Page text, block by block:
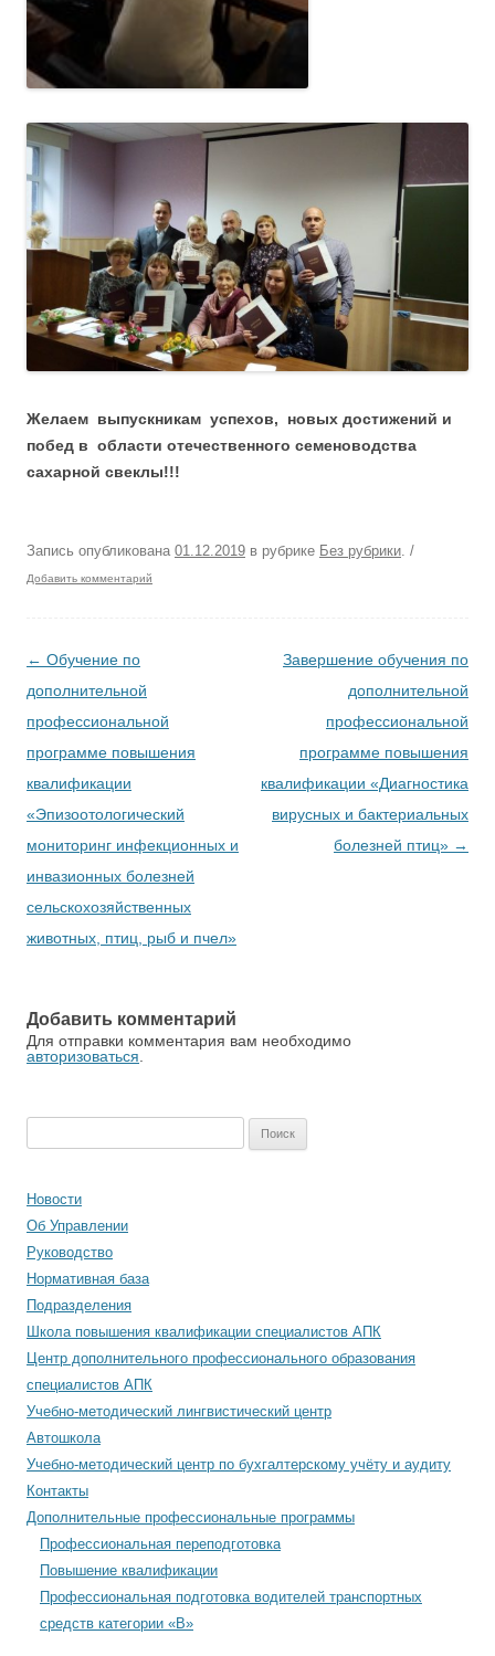
Желаем выпускникам успехов, новых достижений и
побед в области отечественного семеноводства
сахарной свеклы!!!
Запись опубликована 01.12.2019 в рубрике Без рубрики. /
Добавить комментарий
Навигация по записям
← Обучение по
дополнительной
профессиональной
программе повышения
квалификации
«Эпизоотологический
мониторинг инфекционных и
инвазионных болезней
сельскохозяйственных
животных, птиц, рыб и пчел»
Завершение обучения по
дополнительной
профессиональной
программе повышения
квалификации «Диагностика
вирусных и бактериальных
болезней птиц» →
Добавить комментарий
Для отправки комментария вам необходимо
авторизоваться
Новости
Об Управлении
Руководство
Нормативная база
Подразделения
Школа повышения квалификации специалистов АПК
Центр дополнительного профессионального образования
специалистов АПК
Учебно-методический лингвистический центр
Автошкола
Учебно-методический центр по бухгалтерскому учёту и аудиту
Контакты
Дополнительные профессиональные программы
Профессиональная переподготовка
Повышение квалификации
Профессиональная подготовка водителей транспортных
средств категории «В»